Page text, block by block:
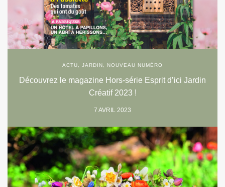
ACTU JARDIN NOUVEAU NUMÉRO
Découvrez le magazine Hors-série Esprit d’ici Jardin
Créatif 2023 !
7 AVRIL 2023